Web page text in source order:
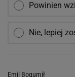
Powinien
Nie, lepiej
Emil Bogumił